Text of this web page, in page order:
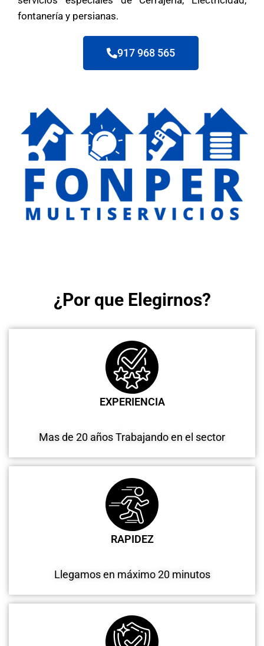
fontanería y persianas.
917 968 565
¿Por que Elegirnos?
EXPERIENCIA
Mas de 20 años Trabajando en el sector
RAPIDEZ
Llegamos en máximo 20 minutos